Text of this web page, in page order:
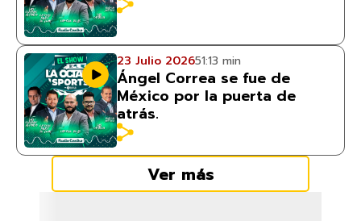
23 Julio 202651:13 min
Ángel Correa se fue de
México por la puerta de
atrás.
Ver más